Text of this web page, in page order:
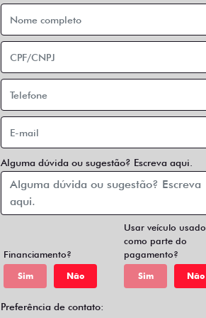
Alguma dúvida ou sugestão? Escreva aqui.
Financiamento?
Sim Não
Usar veículo usado
como parte do
pagamento?
Sim Não
Preferência de contato: